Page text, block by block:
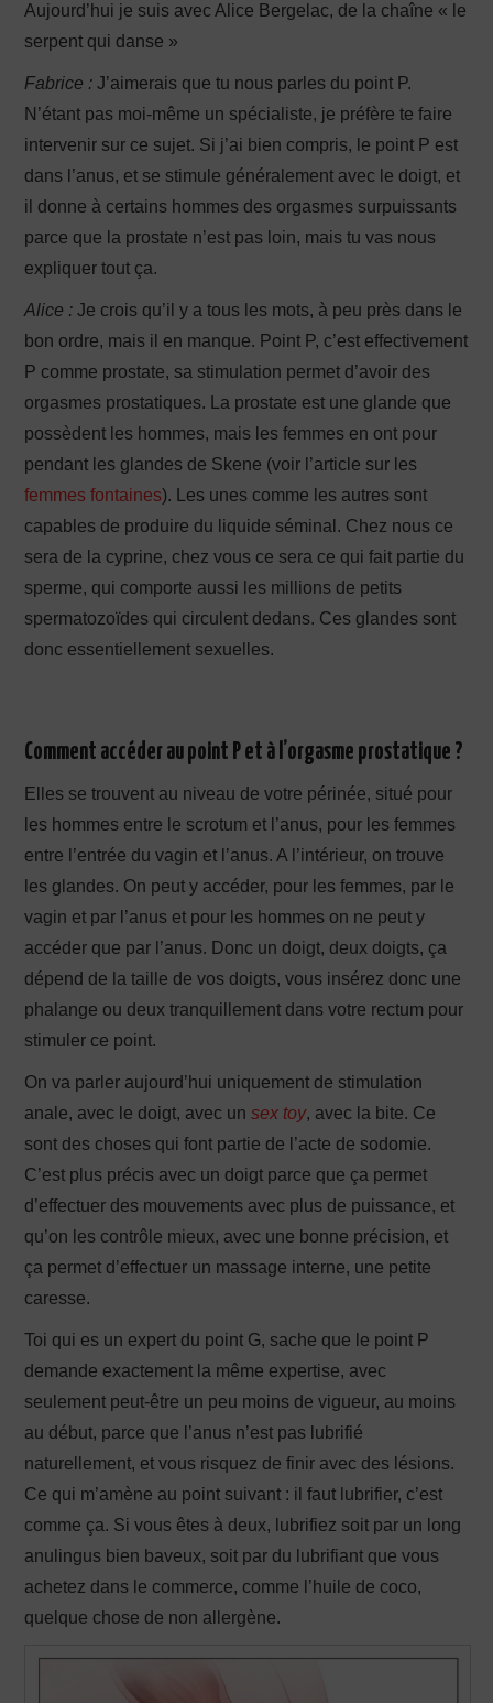
Aujourd’hui je suis avec Alice Bergelac, de la chaîne « le
serpent qui danse »
Fabrice : J’aimerais que tu nous parles du point P.
N’étant pas moi-même un spécialiste, je préfère te faire
intervenir sur ce sujet. Si j’ai bien compris, le point P est
dans l’anus, et se stimule généralement avec le doigt, et
il donne à certains hommes des orgasmes surpuissants
parce que la prostate n’est pas loin, mais tu vas nous
expliquer tout ça.
Alice : Je crois qu’il y a tous les mots, à peu près dans le
bon ordre, mais il en manque. Point P, c’est effectivement
P comme prostate, sa stimulation permet d’avoir des
orgasmes prostatiques. La prostate est une glande que
possèdent les hommes, mais les femmes en ont pour
pendant les glandes de Skene (voir l’article sur les
femmes fontaines). Les unes comme les autres sont
capables de produire du liquide séminal. Chez nous ce
sera de la cyprine, chez vous ce sera ce qui fait partie du
sperme, qui comporte aussi les millions de petits
spermatozoïdes qui circulent dedans. Ces glandes sont
donc essentiellement sexuelles.
Comment accéder au point P et à l’orgasme prostatique ?
Elles se trouvent au niveau de votre périnée, situé pour
les hommes entre le scrotum et l’anus, pour les femmes
entre l’entrée du vagin et l’anus. A l’intérieur, on trouve
les glandes. On peut y accéder, pour les femmes, par le
vagin et par l’anus et pour les hommes on ne peut y
accéder que par l’anus. Donc un doigt, deux doigts, ça
dépend de la taille de vos doigts, vous insérez donc une
phalange ou deux tranquillement dans votre rectum pour
stimuler ce point.
On va parler aujourd’hui uniquement de stimulation
anale, avec le doigt, avec unsex toy, avec la bite. Ce
sont des choses qui font partie de l’acte de sodomie.
C’est plus précis avec un doigt parce que ça permet
d’effectuer des mouvements avec plus de puissance, et
qu’on les contrôle mieux, avec une bonne précision, et
ça permet d’effectuer un massage interne, une petite
caresse.
Toi qui es un expert du point G, sache que le point P
demande exactement la même expertise, avec
seulement peut-être un peu moins de vigueur, au moins
au début, parce que l’anus n’est pas lubrifié
naturellement, et vous risquez de finir avec des lésions.
Ce qui m’amène au point suivant : il faut lubrifier, c’est
comme ça. Si vous êtes à deux, lubrifiez soit par un long
anulingus bien baveux, soit par du lubrifiant que vous
achetez dans le commerce, comme l’huile de coco,
quelque chose de non allergène.